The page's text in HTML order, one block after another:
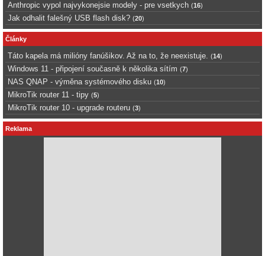
Anthropic vypol najvykonejsie modely - pre vsetkych (16)
Jak odhalit falešný USB flash disk? (20)
Články
Táto kapela má milióny fanúšikov. Až na to, že neexistuje. (14)
Windows 11 - připojení současně k několika sítím (7)
NAS QNAP - výměna systémového disku (10)
MikroTik router 11 - tipy (5)
MikroTik router 10 - upgrade routeru (3)
Reklama